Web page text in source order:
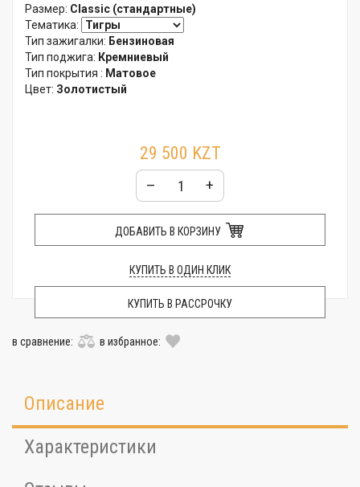
Размер: Classic (стандартные)
Тематика:
Тип зажигалки: Бензиновая
Тип поджига: Кремниевый
Тип покрытия : Матовое
Цвет: Золотистый
29 500 KZT
– +
ДОБАВИТЬ В КОРЗИНУ
КУПИТЬ В ОДИН КЛИК
КУПИТЬ В РАССРОЧКУ
в сравнение: в избранное:
Описание
Характеристики